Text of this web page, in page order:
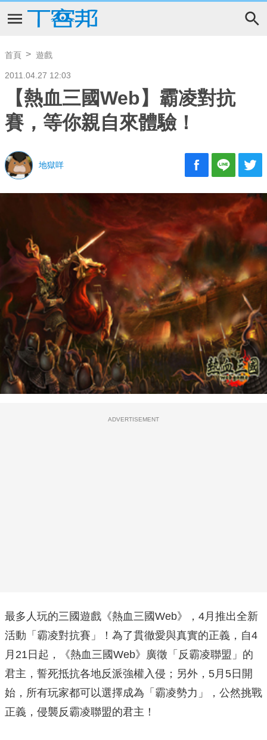
首頁 遊戲
2011.04.27 12:03
【熱血三國Web】霸凌對抗
賽，等你親自來體驗！
地獄咩
ADVERTISEMENT
最多人玩的三國遊戲《熱血三國Web》，4月推出全新
活動「霸凌對抗賽」！為了貫徹愛與真實的正義，自4
月21日起，《熱血三國Web》廣徵「反霸凌聯盟」的
君主，誓死抵抗各地反派強權入侵；另外，5月5日開
始，所有玩家都可以選擇成為「霸凌勢力」，公然挑戰
正義，侵襲反霸凌聯盟的君主！